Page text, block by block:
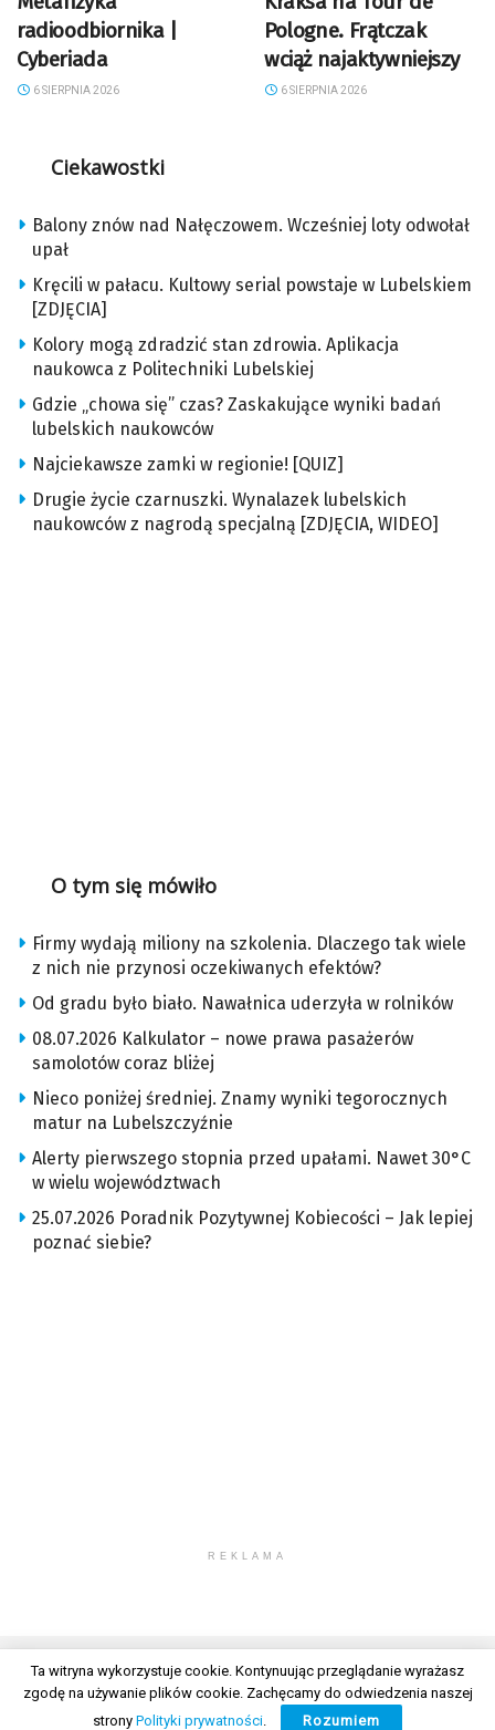
radioodbiornika |
Cyberiada
6 SIERPNIA 2026
Pologne. Frątczak
wciąż najaktywniejszy
6 SIERPNIA 2026
Ciekawostki
Balony znów nad Nałęczowem. Wcześniej loty odwołał
upał
Kręcili w pałacu. Kultowy serial powstaje w Lubelskiem
[ZDJĘCIA]
Kolory mogą zdradzić stan zdrowia. Aplikacja
naukowca z Politechniki Lubelskiej
Gdzie „chowa się” czas? Zaskakujące wyniki badań
lubelskich naukowców
Najciekawsze zamki w regionie! [QUIZ]
Drugie życie czarnuszki. Wynalazek lubelskich
naukowców z nagrodą specjalną [ZDJĘCIA, WIDEO]
O tym się mówiło
Firmy wydają miliony na szkolenia. Dlaczego tak wiele
z nich nie przynosi oczekiwanych efektów?
Od gradu było biało. Nawałnica uderzyła w rolników
08.07.2026 Kalkulator – nowe prawa pasażerów
samolotów coraz bliżej
Nieco poniżej średniej. Znamy wyniki tegorocznych
matur na Lubelszczyźnie
Alerty pierwszego stopnia przed upałami. Nawet 30°C
w wielu województwach
25.07.2026 Poradnik Pozytywnej Kobiecości – Jak lepiej
poznać siebie?
REKLAMA
© 2026 Wszelkie prawa zastrzeżone. Radio Lublin S.A. w likwidacji
Ta witryna wykorzystuje cookie. Kontynuując przeglądanie wyrażasz
zgodę na używanie plików cookie. Zachęcamy do odwiedzenia naszej
strony Polityki prywatności. Rozumiem